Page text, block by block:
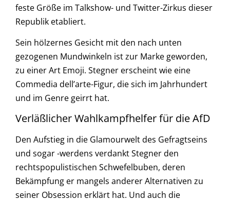
feste Größe im Talkshow- und Twitter-Zirkus dieser
Republik etabliert.
Sein hölzernes Gesicht mit den nach unten
gezogenen Mundwinkeln ist zur Marke geworden,
zu einer Art Emoji. Stegner erscheint wie eine
Commedia dell’arte-Figur, die sich im Jahrhundert
und im Genre geirrt hat.
Verläßlicher Wahlkampfhelfer für die AfD
Den Aufstieg in die Glamourwelt des Gefragtseins
und sogar -werdens verdankt Stegner den
rechtspopulistischen Schwefelbuben, deren
Bekämpfung er mangels anderer Alternativen zu
seiner Obsession erklärt hat. Und auch die